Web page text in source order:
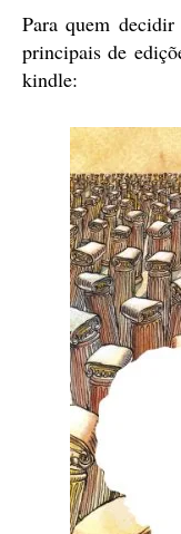
Para quem
principais de
kindle: